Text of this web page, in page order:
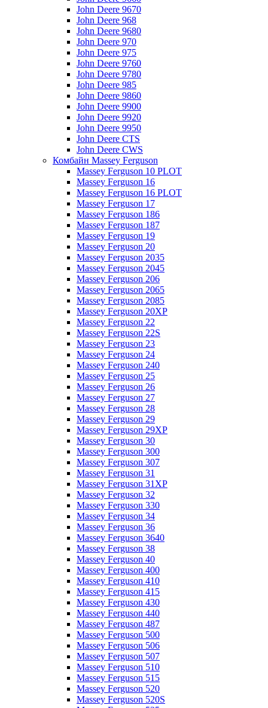
John Deere 9670
John Deere 968
John Deere 9680
John Deere 970
John Deere 975
John Deere 9760
John Deere 9780
John Deere 985
John Deere 9860
John Deere 9900
John Deere 9920
John Deere 9950
John Deere CTS
John Deere CWS
Комбайн Massey Ferguson
Massey Ferguson 10 PLOT
Massey Ferguson 16
Massey Ferguson 16 PLOT
Massey Ferguson 17
Massey Ferguson 186
Massey Ferguson 187
Massey Ferguson 19
Massey Ferguson 20
Massey Ferguson 2035
Massey Ferguson 2045
Massey Ferguson 206
Massey Ferguson 2065
Massey Ferguson 2085
Massey Ferguson 20XP
Massey Ferguson 22
Massey Ferguson 22S
Massey Ferguson 23
Massey Ferguson 24
Massey Ferguson 240
Massey Ferguson 25
Massey Ferguson 26
Massey Ferguson 27
Massey Ferguson 28
Massey Ferguson 29
Massey Ferguson 29XP
Massey Ferguson 30
Massey Ferguson 300
Massey Ferguson 307
Massey Ferguson 31
Massey Ferguson 31XP
Massey Ferguson 32
Massey Ferguson 330
Massey Ferguson 34
Massey Ferguson 36
Massey Ferguson 3640
Massey Ferguson 38
Massey Ferguson 40
Massey Ferguson 400
Massey Ferguson 410
Massey Ferguson 415
Massey Ferguson 430
Massey Ferguson 440
Massey Ferguson 487
Massey Ferguson 500
Massey Ferguson 506
Massey Ferguson 507
Massey Ferguson 510
Massey Ferguson 515
Massey Ferguson 520
Massey Ferguson 520S